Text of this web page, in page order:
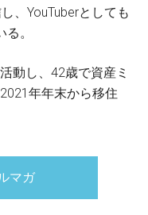
、YouTuberとしても
。
動し、42歳で資産ミ
年年末から移住
マガ